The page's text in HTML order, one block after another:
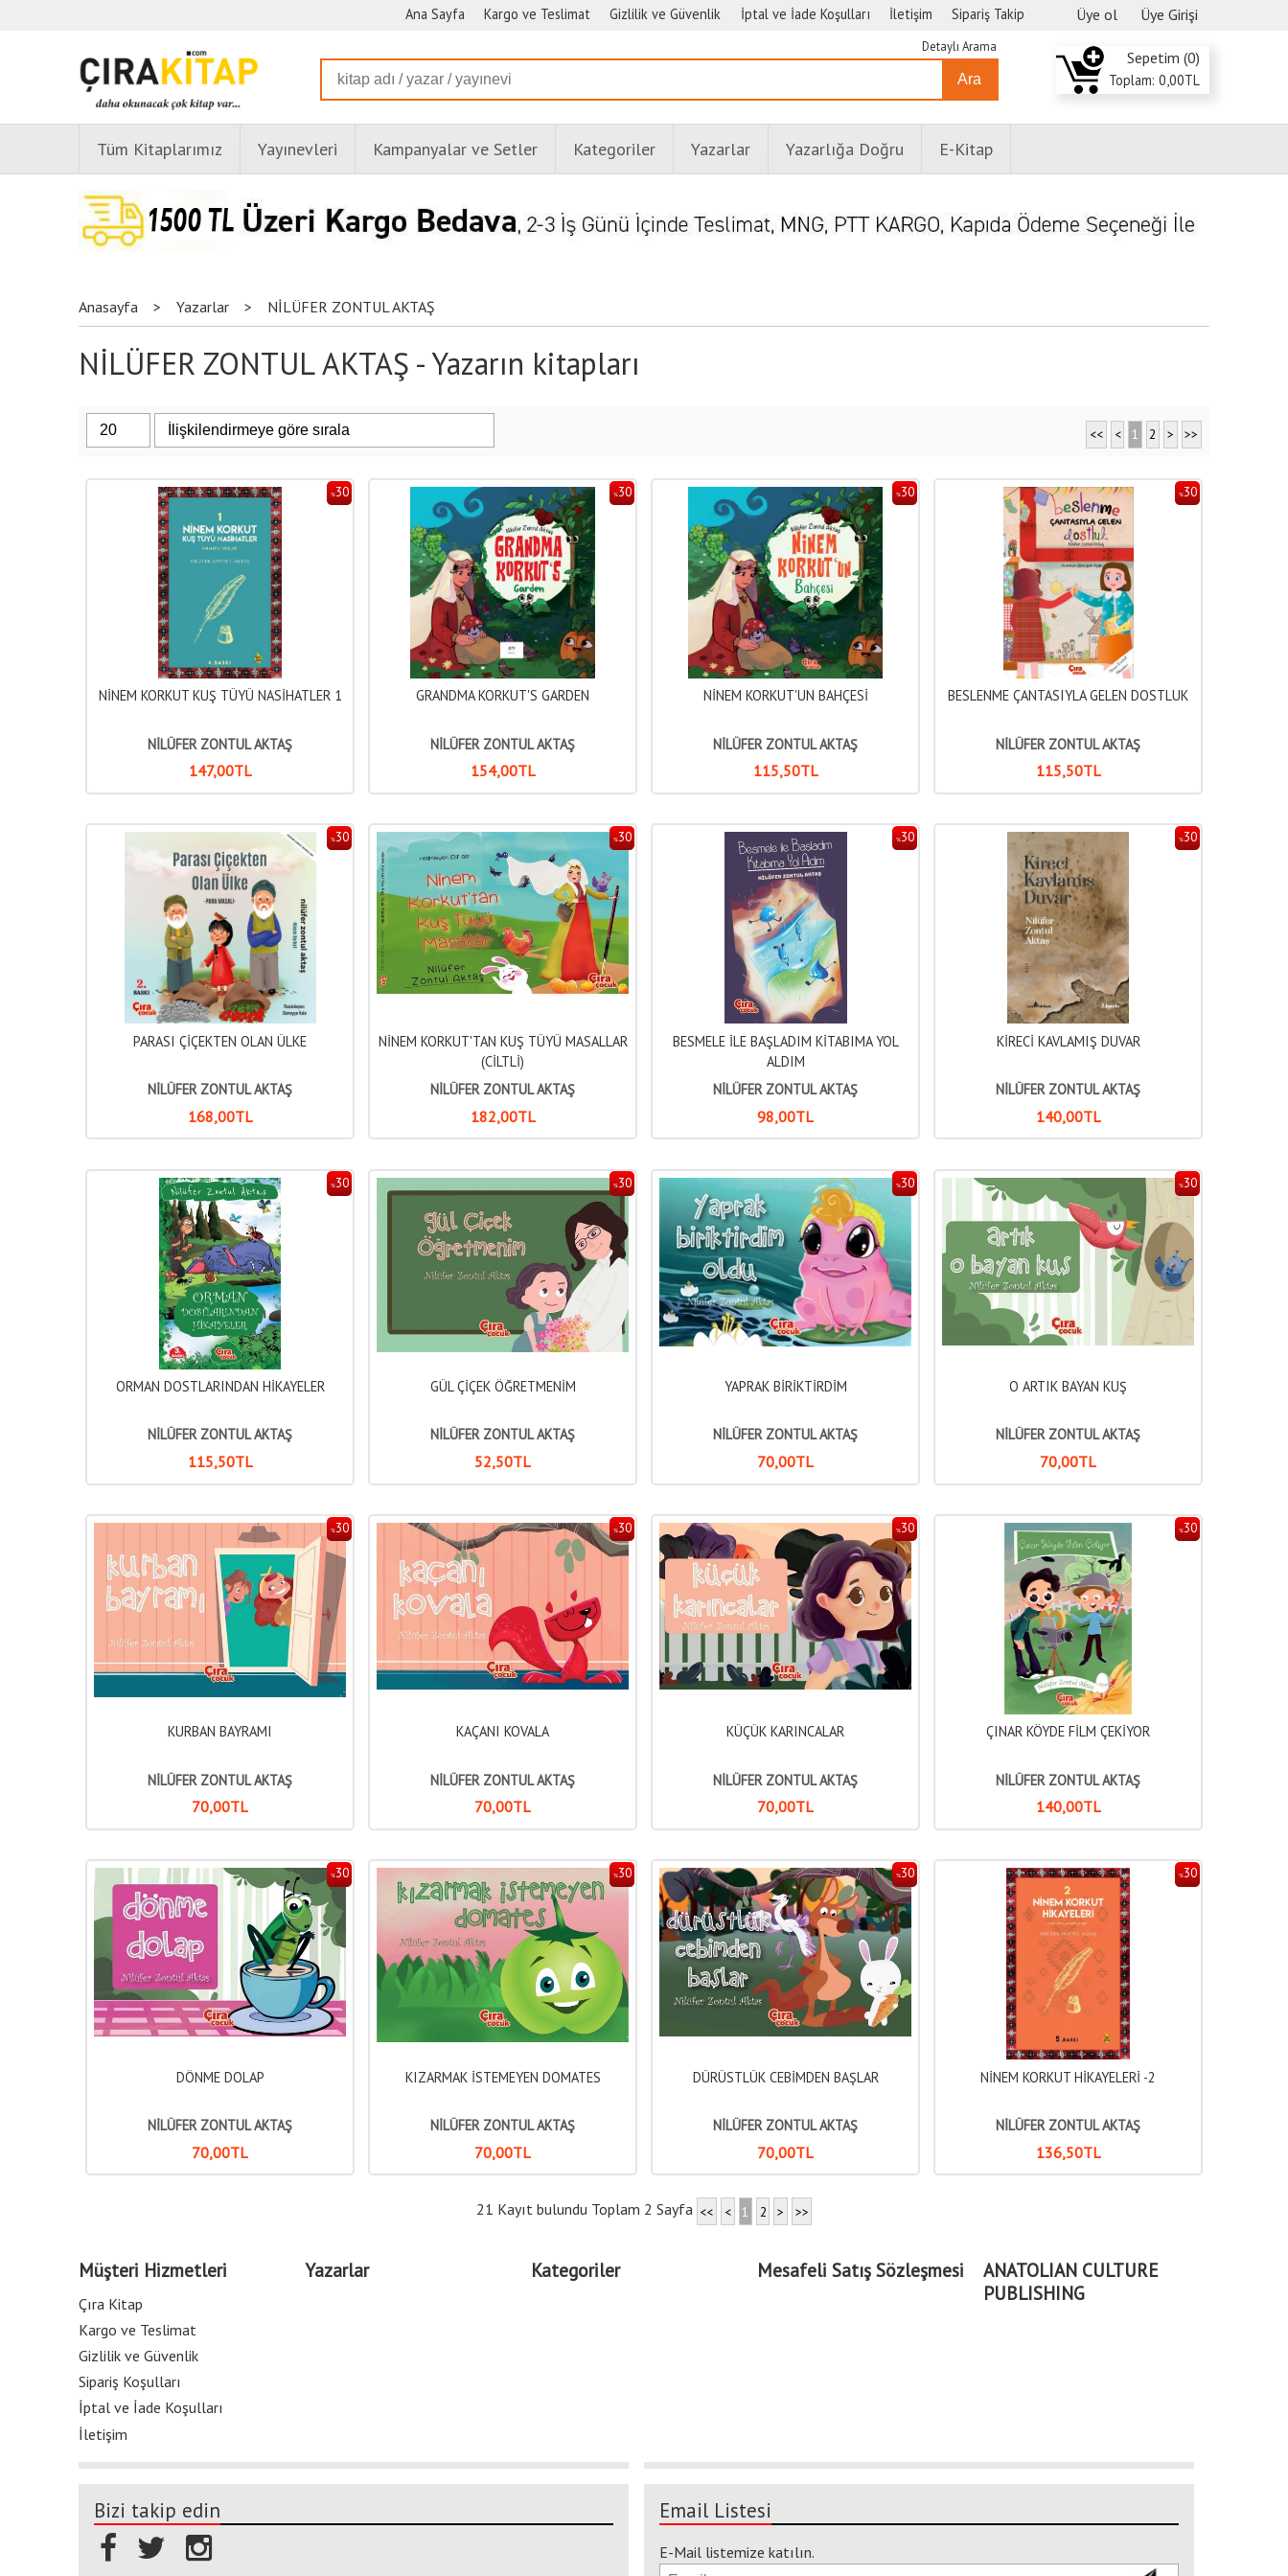
Üye ol Üye Girişi
Ana Sayfa Kargo ve Teslimat Gizlilik ve Güvenlik İptal ve İade Koşulları İletişim Sipariş Takip
Ara
Detaylı Arama
Sepetim (0)
Toplam: 0,00TL
Tüm Kitaplarımız Yayınevleri Kampanyalar ve Setler Kategoriler Yazarlar Yazarlığa Doğru E-Kitap
Anasayfa > Yazarlar > NİLÜFER ZONTUL AKTAŞ
NİLÜFER ZONTUL AKTAŞ - Yazarın kitapları
<< < 1 2 > >>
%30
NİNEM KORKUT KUŞ TÜYÜ NASİHATLER 1
NİLÜFER ZONTUL AKTAŞ
147,00TL
%30
GRANDMA KORKUT'S GARDEN
NİLÜFER ZONTUL AKTAŞ
154,00TL
%30
NİNEM KORKUT'UN BAHÇESİ
NİLÜFER ZONTUL AKTAŞ
115,50TL
%30
BESLENME ÇANTASIYLA GELEN DOSTLUK
NİLÜFER ZONTUL AKTAŞ
115,50TL
%30
PARASI ÇİÇEKTEN OLAN ÜLKE
NİLÜFER ZONTUL AKTAŞ
168,00TL
%30
NİNEM KORKUT'TAN KUŞ TÜYÜ MASALLAR
(CİLTLİ)
NİLÜFER ZONTUL AKTAŞ
182,00TL
%30
BESMELE İLE BAŞLADIM KİTABIMA YOL
ALDIM
NİLÜFER ZONTUL AKTAŞ
98,00TL
%30
KİRECİ KAVLAMIŞ DUVAR
NİLÜFER ZONTUL AKTAŞ
140,00TL
%30
ORMAN DOSTLARINDAN HİKAYELER
NİLÜFER ZONTUL AKTAŞ
115,50TL
%30
GÜL ÇİÇEK ÖĞRETMENİM
NİLÜFER ZONTUL AKTAŞ
52,50TL
%30
YAPRAK BİRİKTİRDİM
NİLÜFER ZONTUL AKTAŞ
70,00TL
%30
O ARTIK BAYAN KUŞ
NİLÜFER ZONTUL AKTAŞ
70,00TL
%30
KURBAN BAYRAMI
NİLÜFER ZONTUL AKTAŞ
70,00TL
%30
KAÇANI KOVALA
NİLÜFER ZONTUL AKTAŞ
70,00TL
%30
KÜÇÜK KARINCALAR
NİLÜFER ZONTUL AKTAŞ
70,00TL
%30
ÇINAR KÖYDE FİLM ÇEKİYOR
NİLÜFER ZONTUL AKTAŞ
140,00TL
%30
DÖNME DOLAP
NİLÜFER ZONTUL AKTAŞ
70,00TL
%30
KIZARMAK İSTEMEYEN DOMATES
NİLÜFER ZONTUL AKTAŞ
70,00TL
%30
DÜRÜSTLÜK CEBİMDEN BAŞLAR
NİLÜFER ZONTUL AKTAŞ
70,00TL
%30
NİNEM KORKUT HİKAYELERİ -2
NİLÜFER ZONTUL AKTAŞ
136,50TL
21 Kayıt bulundu Toplam 2 Sayfa << < 1 2 > >>
Müşteri Hizmetleri
Çıra Kitap
Kargo ve Teslimat
Gizlilik ve Güvenlik
Sipariş Koşulları
İptal ve İade Koşulları
İletişim
Yazarlar Kategoriler Mesafeli Satış Sözleşmesi
ANATOLIAN CULTURE
PUBLISHING
Bizi takip edin Email Listesi
E-Mail listemize katılın.